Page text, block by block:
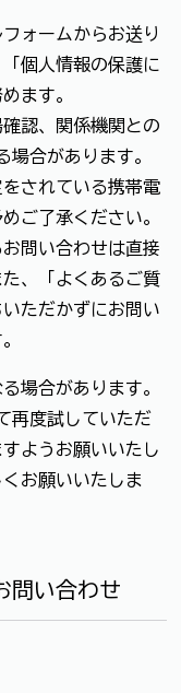
ォームからお送り
個人情報の保護に
ます。
認、関係機関との
場合があります。
されている携帯電
ご了承ください。
問い合わせは直接
、「よくあるご質
ただかずにお問い
場合があります。
再度試していただ
ようお願いいたし
お願いいたしま
問い合わせ